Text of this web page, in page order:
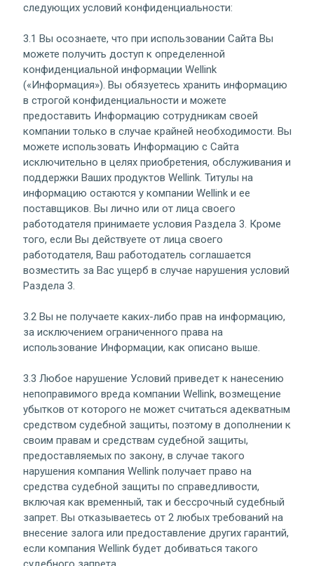
следующих условий конфиденциальности:
3.1 Вы осознаете, что при использовании Сайта Вы
можете получить доступ к определенной
конфиденциальной информации Wellink
(«Информация»). Вы обязуетесь хранить информацию
в строгой конфиденциальности и можете
предоставить Информацию сотрудникам своей
компании только в случае крайней необходимости. Вы
можете использовать Информацию с Сайта
исключительно в целях приобретения, обслуживания и
поддержки Ваших продуктов Wellink. Титулы на
информацию остаются у компании Wellink и ее
поставщиков. Вы лично или от лица своего
работодателя принимаете условия Раздела 3. Кроме
того, если Вы действуете от лица своего
работодателя, Ваш работодатель соглашается
возместить за Вас ущерб в случае нарушения условий
Раздела 3.
3.2 Вы не получаете каких-либо прав на информацию,
за исключением ограниченного права на
использование Информации, как описано выше.
3.3 Любое нарушение Условий приведет к нанесению
непоправимого вреда компании Wellink, возмещение
убытков от которого не может считаться адекватным
средством судебной защиты, поэтому в дополнении к
своим правам и средствам судебной защиты,
предоставляемых по закону, в случае такого
нарушения компания Wellink получает право на
средства судебной защиты по справедливости,
включая как временный, так и бессрочный судебный
запрет. Вы отказываетесь от 2 любых требований на
внесение залога или предоставление других гарантий,
если компания Wellink будет добиваться такого